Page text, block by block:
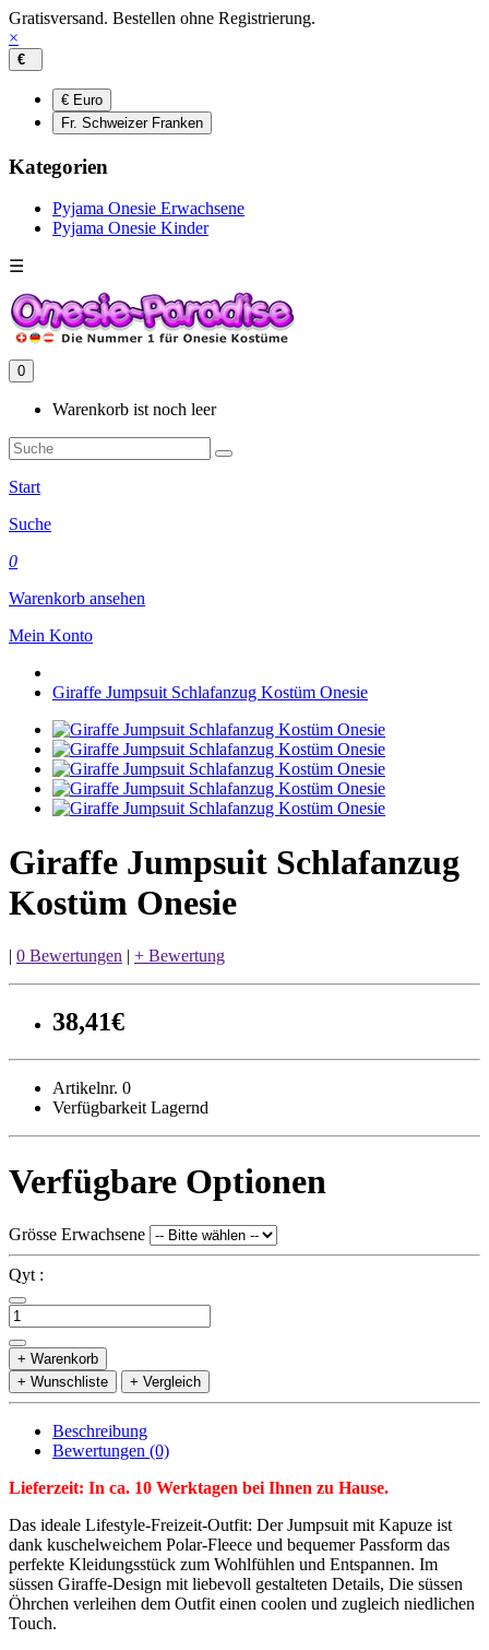
Gratisversand. Bestellen ohne Registrierung.
×
€
€ Euro
Fr. Schweizer Franken
Kategorien
Pyjama Onesie Erwachsene
Pyjama Onesie Kinder
☰
0
Warenkorb ist noch leer
Start
Suche
0
Warenkorb ansehen
Mein Konto
Giraffe Jumpsuit Schlafanzug Kostüm Onesie
Giraffe Jumpsuit Schlafanzug
Kostüm Onesie
| 0 Bewertungen | + Bewertung
38,41€
Artikelnr. 0
Verfügbarkeit Lagernd
Verfügbare Optionen
Grösse Erwachsene
Qyt :
+ Warenkorb
+ Wunschliste
+ Vergleich
Beschreibung
Bewertungen (0)
Lieferzeit: In ca. 10 Werktagen bei Ihnen zu Hause.
Das ideale Lifestyle-Freizeit-Outfit: Der Jumpsuit mit Kapuze ist
dank kuschelweichem Polar-Fleece und bequemer Passform das
perfekte Kleidungsstück zum Wohlfühlen und Entspannen. Im
süssen Giraffe-Design mit liebevoll gestalteten Details, Die süssen
Öhrchen verleihen dem Outfit einen coolen und zugleich niedlichen
Touch.